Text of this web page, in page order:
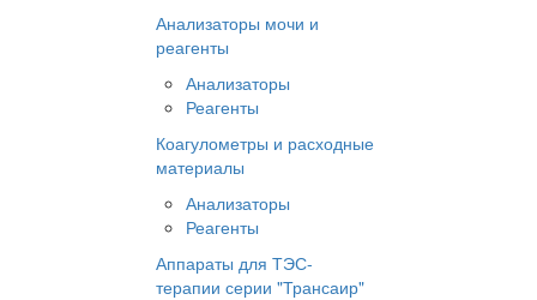
Анализаторы мочи и
реагенты
Анализаторы
Реагенты
Коагулометры и расходные
материалы
Анализаторы
Реагенты
Аппараты для ТЭС-
терапии серии "Трансаир"